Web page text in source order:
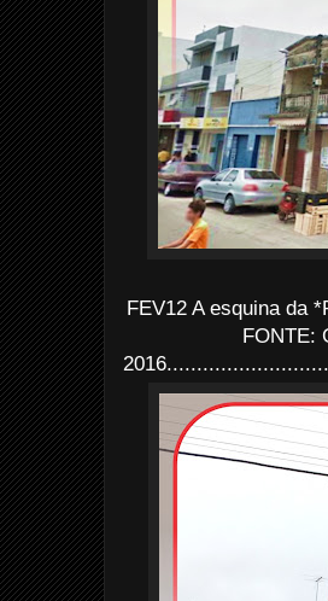
FEV12 A esquina da
FONTE: